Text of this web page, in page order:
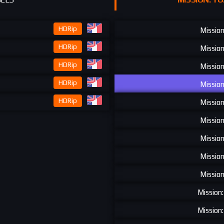
HDRip
HDRip
HDRip
HDRip
HDRip